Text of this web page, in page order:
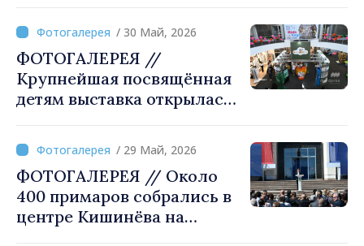
бизнеса
/ 30 Май, 2026
ФОТОГАЛЕРЕЯ //
Крупнейшая посвящённая
детям выставка открылась
/ 29 Май, 2026
ФОТОГАЛЕРЕЯ // Около
400 примаров собрались в
центре Кишинёва на